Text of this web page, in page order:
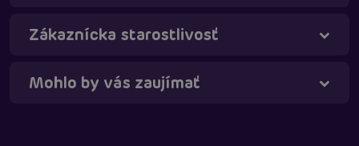
Zákaznícka starostlivosť
Mohlo by vás zaujímať